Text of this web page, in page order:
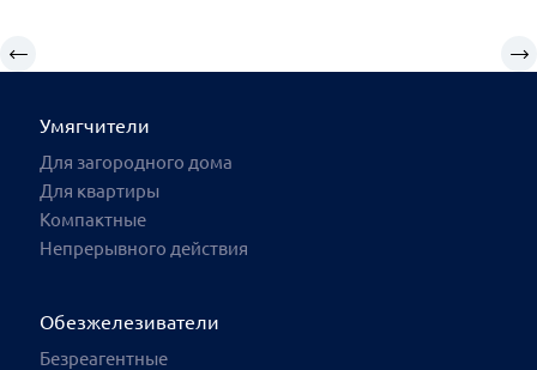
Умягчители
Для загородного дома
Для квартиры
Компактные
Непрерывного действия
Обезжелезиватели
Безреагентные